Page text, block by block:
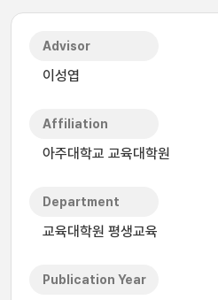
Advisor
이성엽
Affiliation
아주대학교 교육대학원
Department
교육대학원 평생교육
Publication Year